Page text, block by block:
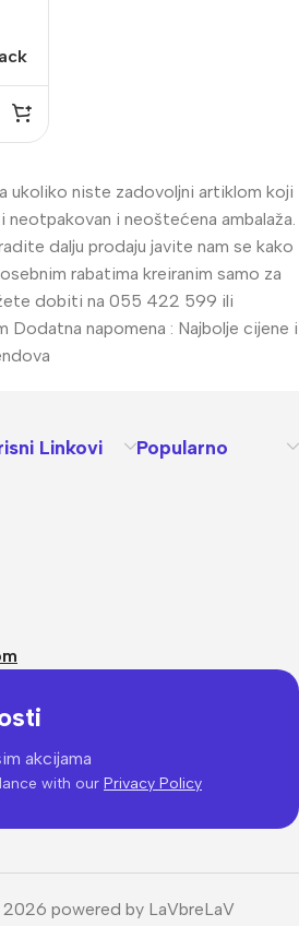
ukoliko niste zadovoljni artiklom koji
i neoštećena ambalaža.
dalju prodaju javite nam se kako
rabatima kreiranim samo za
dobiti na 055 422 599 ili
Dodatna napomena : Najbolje cijene i
Linkovi Popularno
akcijama
with our Privacy Policy
powered by LaVbreLaV